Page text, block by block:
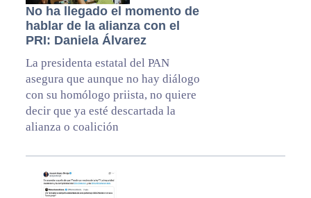
No ha llegado el momento de
hablar de la alianza con el
PRI: Daniela Álvarez
La presidenta estatal del PAN
asegura que aunque no hay diálogo
con su homólogo priista, no quiere
decir que ya esté descartada la
alianza o coalición